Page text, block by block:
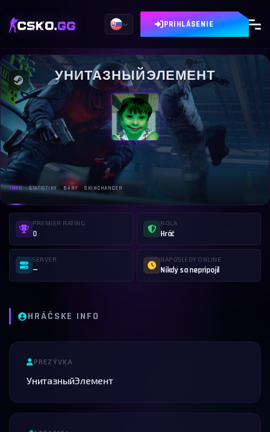
PRIHLÁSENIE
УНИТАЗНЫЙЭЛЕМЕНТ
INFO ŠTATISTIKY BANY SKINCHANGER
PREMIER RATING
0
ROLA
Hráč
SERVER
—
NAPOSLEDY ONLINE
Nikdy sa nepripojil
HRÁČSKE INFO
PREZÝVKA
УнитазныйЭлемент